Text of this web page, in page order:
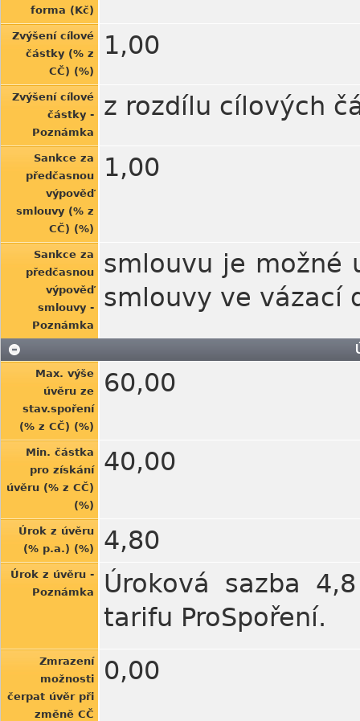
forma (Kč)
Zvýšení cílové
částky (% z
CČ) (%)
1,00
Zvýšení cílové
částky -
Poznámka
z rozdílu cílových
Sankce za
předčasnou
výpověď
smlouvy (% z
CČ) (%)
1,00
Sankce za
předčasnou
výpověď
smlouvy -
Poznámka
smlouvu je možné
smlouvy ve vázací
Max. výše
úvěru ze
stav.spoření
(% z CČ) (%)
60,00
Min. částka
pro získání
úvěru (% z CČ)
(%)
40,00
Úrok z úvěru
(% p.a.) (%)
4,80
Úrok z úvěru -
Poznámka
Úroková sazba
tarifu ProSpoření.
Zmrazení
možnosti
čerpat úvěr při
změně CČ
0,00